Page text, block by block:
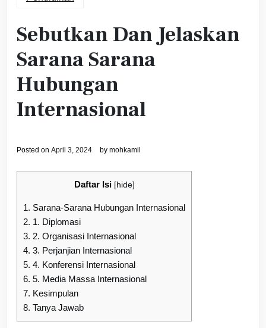
Sebutkan Dan Jelaskan
Sarana Sarana
Hubungan
Internasional
Posted on April 3, 2024 by mohkamil
Daftar Isi [hide]
1. Sarana-Sarana Hubungan Internasional
2. 1. Diplomasi
3. 2. Organisasi Internasional
4. 3. Perjanjian Internasional
5. 4. Konferensi Internasional
6. 5. Media Massa Internasional
7. Kesimpulan
8. Tanya Jawab